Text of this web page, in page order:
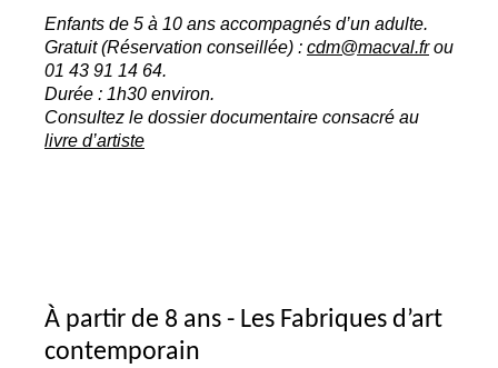
Enfants de 5 à 10 ans accompagnés d’un adulte.
Gratuit (Réservation conseillée) : cdm@macval.frou
01 43 91 14 64.
Durée : 1h30 environ.
Consultez le dossier documentaire consacré au
livre d’artiste
À partir de 8 ans - Les Fabriques d’art
contemporain